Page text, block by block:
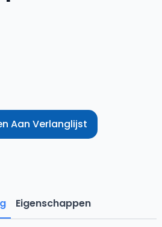
Aan Verlanglijst
Eigenschappen